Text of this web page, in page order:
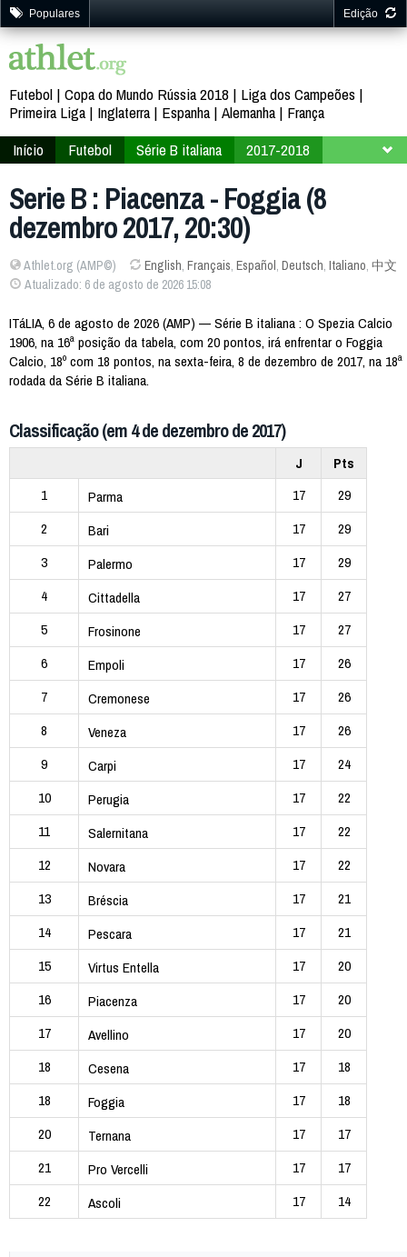
Populares Edição
Futebol Copa do Mundo Rússia 2018
Liga dos Campeões
Primeira Liga
Inglaterra Espanha Alemanha
França
Início
Futebol Série B italiana
2017-2018
Serie B : Piacenza - Foggia (8
dezembro 2017, 20:30)
Athlet.org (AMP©) English, Français, Español, Deutsch, Italiano, 中文
Atualizado: 6 de agosto de 2026 15:08
ITáLIA, 6 de agosto de 2026 (AMP) — Série B italiana : O Spezia Calcio
1906, na 16ª posição da tabela, com 20 pontos, irá enfrentar o Foggia
Calcio, 18º com 18 pontos, na sexta-feira, 8 de dezembro de 2017, na 18ª
rodada da Série B italiana.
Classificação (em 4 de dezembro de 2017)
J
Pts
1
Parma 17
29
2
Bari 17
29
3
Palermo 17
29
4
Cittadella 17
27
5
Frosinone 17
27
6
Empoli 17
26
7
Cremonese 17
26
8
Veneza 17
26
9
Carpi 17
24
10
Perugia 17
22
11
Salernitana 17
22
12
Novara 17
22
13
Bréscia 17
21
14
Pescara 17
21
15
Virtus Entella 17
20
16
Piacenza 17
20
17
Avellino 17
20
18
Cesena 17
18
18
Foggia 17
18
20
Ternana 17
17
21
Pro Vercelli 17
17
22
Ascoli 17 14